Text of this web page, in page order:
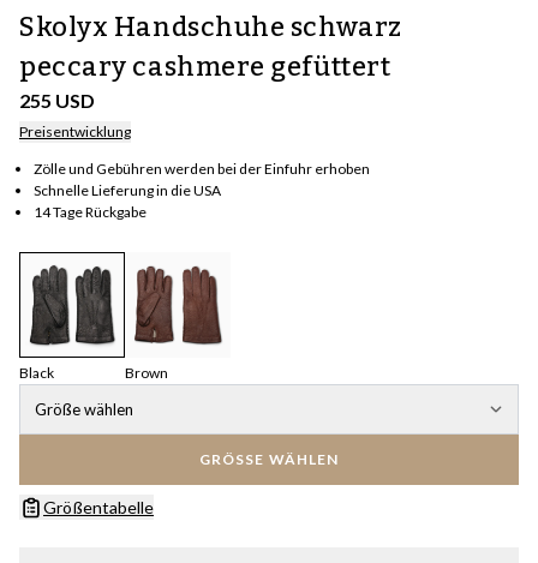
Skolyx Handschuhe schwarz
peccary cashmere gefüttert
255 USD
Preisentwicklung
Zölle und Gebühren werden bei der Einfuhr erhoben
Schnelle Lieferung in die USA
14 Tage Rückgabe
Black Brown
Größe wählen
GRÖSSE WÄHLEN
Größentabelle